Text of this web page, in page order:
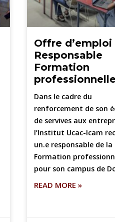
Offre d’emploi
Responsable
Formation
Dans le cadre du
renforcement de son
de servives aux
l’Institut Ucac-Icam
un.e responsable de la
Formation
pour son campus de
READ MORE »